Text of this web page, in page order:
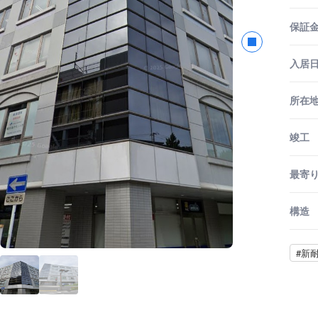
保証
入居
所在
竣工
最寄
構造
#新